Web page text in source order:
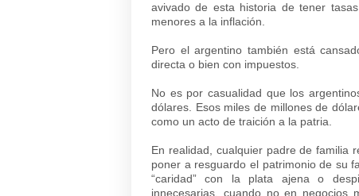
avivado de esta historia de tener
menores a la inflación.
Pero el argentino también está
directa o bien con impuestos.
No es por casualidad que los
dólares. Esos miles de millones de
como un acto de traición a la patria.
En realidad, cualquier padre de familia
poner a resguardo el patrimonio de su
“caridad” con la plata ajena o
innecesarias, cuando no en negocios